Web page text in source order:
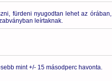
fürdeni nyugodtan lehet az órában,
leírtaknak.
mint +/- 15 másodperc havonta.